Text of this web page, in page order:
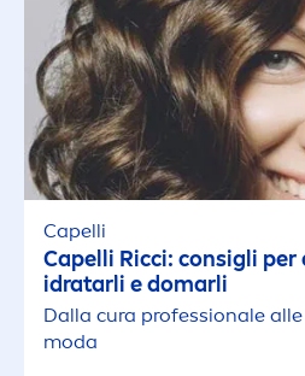
Capelli
Capelli Ricci: consigli
idratarli e domarli
Dalla cura professionale
moda